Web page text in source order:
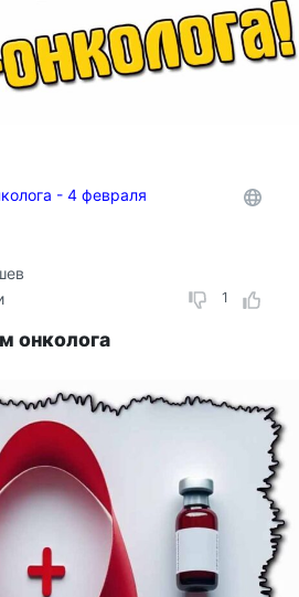
- 4 февраля
1
онколога